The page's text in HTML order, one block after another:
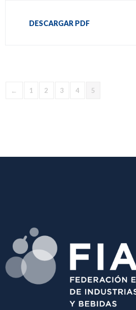
DESCARGAR PDF
← 1 2 3 4 5